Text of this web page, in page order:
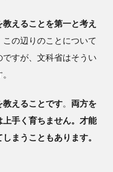
えることを第一と考え
この辺りのことについて
すが、文科省はそうい
教えることです。 両方を
手く育ちません。才能
まうこともあります。